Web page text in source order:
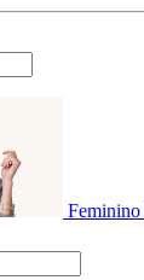
Feminino